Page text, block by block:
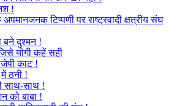
!
टिप्पणी पर राष्ट्रवादी क्षत्रीय संघ
बने दुश्मन !
योगी कहें सही
काट !
में ठनी !
साथ-साथ !
को बाबा !